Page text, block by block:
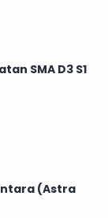
SMA D3 S1
(Astra